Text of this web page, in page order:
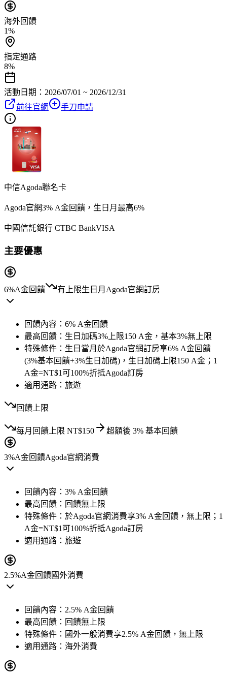
海外回饋
1%
指定通路
8%
活動日期： 2026/07/01 ~ 2026/12/31
前往官網
手刀申請
中信Agoda聯名卡
Agoda官網3% A金回饋，生日月最高6%
中國信託銀行 CTBC BankVISA
主要優惠
6%A金回饋 有上限生日月Agoda官網訂房
回饋內容： 6% A金回饋
最高回饋： 生日加碼3%上限150 A金，基本3%無上限
特殊條件： 生日當月於Agoda官網訂房享6% A金回饋
(3%基本回饋+3%生日加碼)，生日加碼上限150 A金；1
A金=NT$1可100%折抵Agoda訂房
適用通路： 旅遊
回饋上限
每月 回饋上限 NT$150 超額後 3% 基本回饋
3%A金回饋Agoda官網消費
回饋內容： 3% A金回饋
最高回饋： 回饋無上限
特殊條件： 於Agoda官網消費享3% A金回饋，無上限；1
A金=NT$1可100%折抵Agoda訂房
適用通路： 旅遊
2.5%A金回饋國外消費
回饋內容： 2.5% A金回饋
最高回饋： 回饋無上限
特殊條件： 國外一般消費享2.5% A金回饋，無上限
適用通路： 海外消費